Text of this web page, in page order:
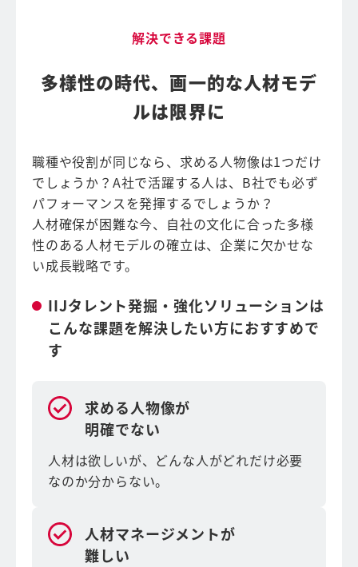
解決できる課題
多様性の時代、画一的な人材モデ
ルは限界に
職種や役割が同じなら、求める人物像は1つだけ
でしょうか？A社で活躍する人は、B社でも必ず
パフォーマンスを発揮するでしょうか？
人材確保が困難な今、自社の文化に合った多様
性のある人材モデルの確立は、企業に欠かせな
い成長戦略です。
IIJタレント発掘・強化ソリューションは
こんな課題を解決したい方におすすめで
す
求める人物像が
明確でない
人材は欲しいが、どんな人がどれだけ必要
なのか分からない。
人材マネージメントが
難しい